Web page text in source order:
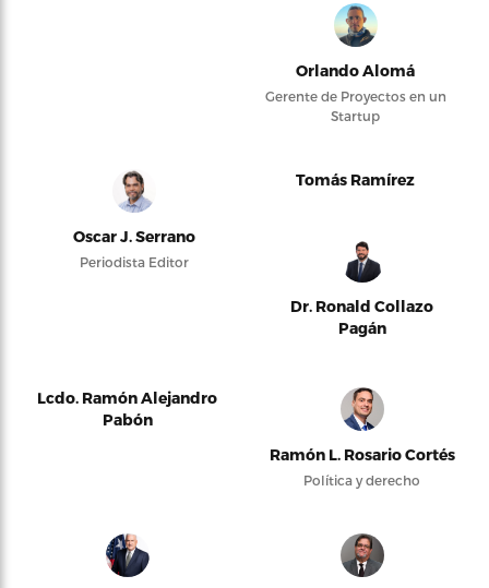
Orlando Alomá
Gerente de Proyectos en un
Startup
Oscar J. Serrano
Periodista Editor
Tomás Ramírez
Dr. Ronald Collazo
Pagán
Lcdo. Ramón Alejandro
Pabón
Ramón L. Rosario Cortés
Política y derecho